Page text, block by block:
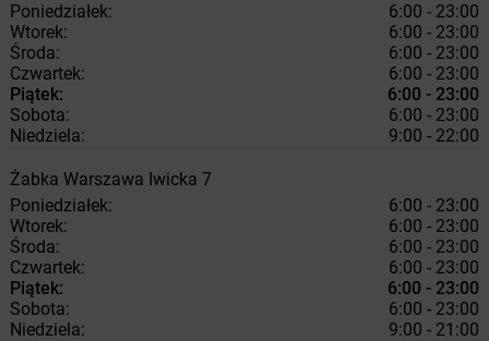
Poniedziałek:
6:00 - 23:00
Wtorek:
6:00 - 23:00
Środa:
6:00 - 23:00
Czwartek:
6:00 - 23:00
Piątek:
6:00 - 23:00
Sobota:
6:00 - 23:00
Niedziela:
9:00 - 22:00
Żabka Warszawa Iwicka 7
Poniedziałek:
6:00 - 23:00
Wtorek:
6:00 - 23:00
Środa:
6:00 - 23:00
Czwartek:
6:00 - 23:00
Piątek:
6:00 - 23:00
Sobota:
6:00 - 23:00
Niedziela:
9:00 - 21:00